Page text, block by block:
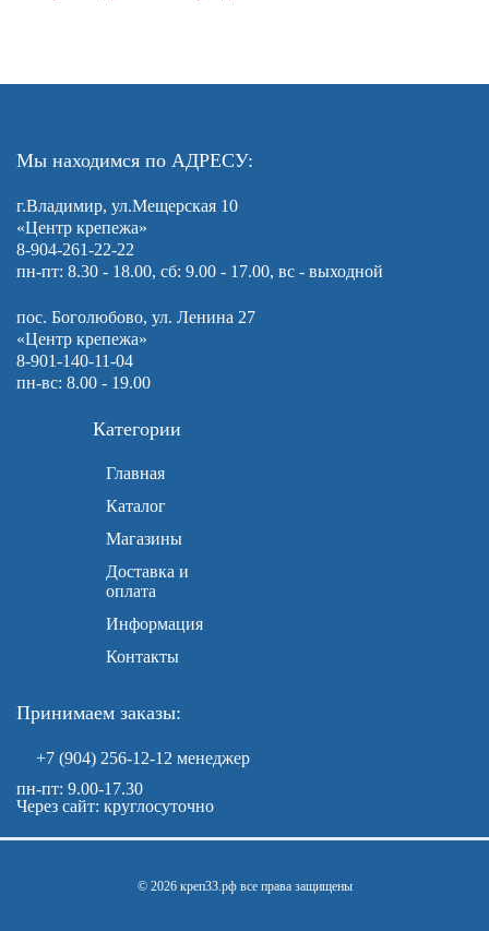
Мы находимся по АДРЕСУ:
г.Владимир, ул.Мещерская 10
«Центр крепежа»
8-904-261-22-22
пн-пт: 8.30 - 18.00, сб: 9.00 - 17.00, вс - выходной
пос. Боголюбово, ул. Ленина 27
«Центр крепежа»
8-901-140-11-04
пн-вс: 8.00 - 19.00
Категории
Главная
Каталог
Магазины
Доставка и
оплата
Информация
Контакты
Принимаем заказы:
+7 (904) 256-12-12 менеджер
пн-пт: 9.00-17.30
Через сайт: круглосуточно
© 2026 креп33.рф все права защищены